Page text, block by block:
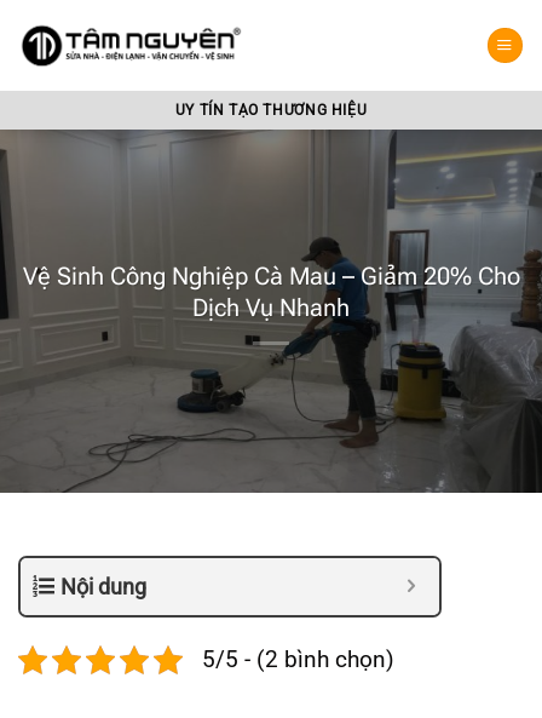
qua
dung
UY TÍN TẠO THƯƠNG HIỆU
Vệ Sinh Công Nghiệp Cà Mau – Giảm 20% Cho
Dịch Vụ Nhanh
Nội dung
5/5 - (2 bình chọn)